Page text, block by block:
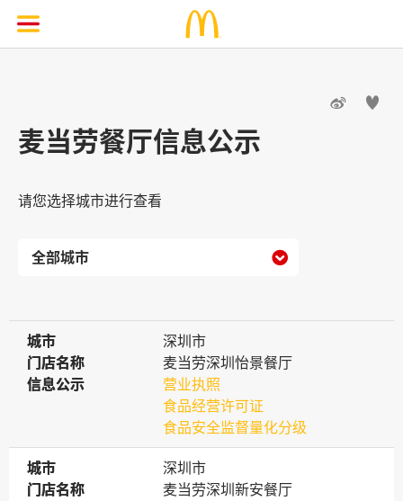
 
麦当劳餐厅信息公示
请您选择城市进行查看

城市
城市
深圳市
门店名称
门店名称
麦当劳深圳怡景餐厅
信息公示
信息公示
营业执照
食品经营许可证
食品安全监督量化分级
城市
城市
深圳市
门店名称
门店名称
麦当劳深圳新安餐厅